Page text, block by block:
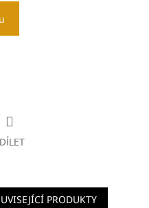
PRODUKTY